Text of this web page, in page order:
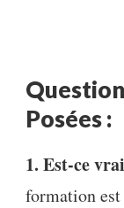
Posées :
1. Est-ce
formation